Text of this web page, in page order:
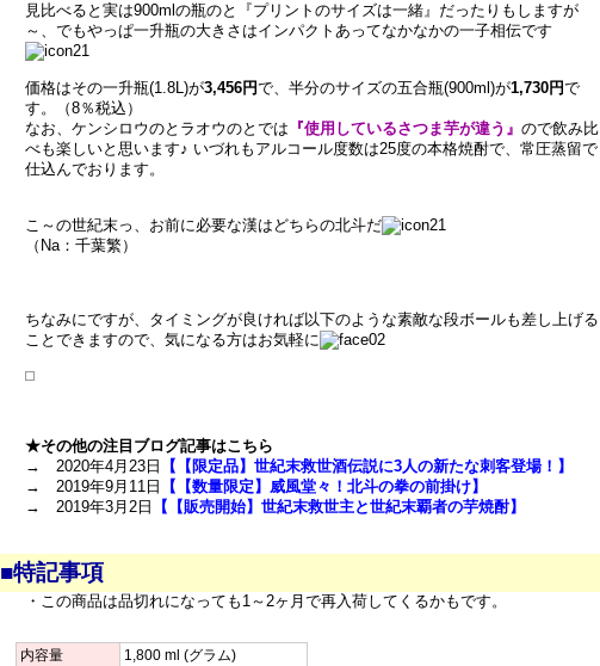
見比べると実は900mlの瓶のと『プリントのサイズは一緒』だったりもしますが
～、でもやっぱ一升瓶の大きさはインパクトあってなかなかの一子相伝です
価格はその一升瓶(1.8L)が3,456円で、半分のサイズの五合瓶(900ml)が1,730円で
す。（8％税込）
なお、ケンシロウのとラオウのとでは 『使用しているさつま芋が違う』 ので飲み比
べも楽しいと思います♪ いづれもアルコール度数は25度の本格焼酎で、常圧蒸留で
仕込んでおります。
こ～の世紀末っ、お前に必要な漢はどちらの北斗だ
（Na：千葉繁）
ちなみにですが、タイミングが良ければ以下のような素敵な段ボールも差し上げる
ことできますので、気になる方はお気軽に
★その他の注目ブログ記事はこちら
→ 2020年4月23日
【【限定品】世紀末救世酒伝説に3人の新たな刺客登場！】
→ 2019年9月11日
【【数量限定】威風堂々！北斗の拳の前掛け】
→ 2019年3月2日
【【販売開始】世紀末救世主と世紀末覇者の芋焼酎】
■特記事項
・この商品は品切れになっても1～2ヶ月で再入荷してくるかもです。
内容量 1,800 ml (グラム)